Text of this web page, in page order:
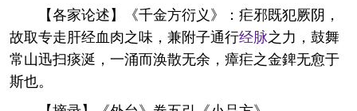
【各家论述】《千金方衍义》：疟邪既犯厥阴，
故取专走肝经血肉之味，兼附子通行经脉之力，鼓舞
常山迅扫痰涎，一涌而涣散无余，瘴疟之金錍无愈于
斯也。